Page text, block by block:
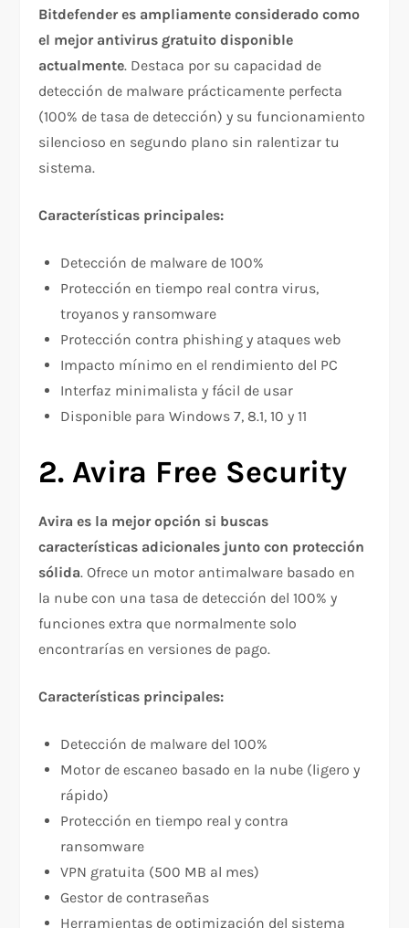
Bitdefender es ampliamente considerado como
el mejor antivirus gratuito disponible
actualmente. Destaca por su capacidad de
detección de malware prácticamente perfecta
(100% de tasa de detección) y su funcionamiento
silencioso en segundo plano sin ralentizar tu
sistema.​
Características principales:
Detección de malware de 100%​
Protección en tiempo real contra virus,
troyanos y ransomware​
Protección contra phishing y ataques web​
Impacto mínimo en el rendimiento del PC​
Interfaz minimalista y fácil de usar
Disponible para Windows 7, 8.1, 10 y 11​
2. Avira Free Security
Avira es la mejor opción si buscas
características adicionales junto con protección
sólida. Ofrece un motor antimalware basado en
la nube con una tasa de detección del 100% y
funciones extra que normalmente solo
encontrarías en versiones de pago.​
Características principales:
Detección de malware del 100%​
Motor de escaneo basado en la nube (ligero y
rápido)​
Protección en tiempo real y contra
ransomware​
VPN gratuita (500 MB al mes)​
Gestor de contraseñas
Herramientas de optimización del sistema​